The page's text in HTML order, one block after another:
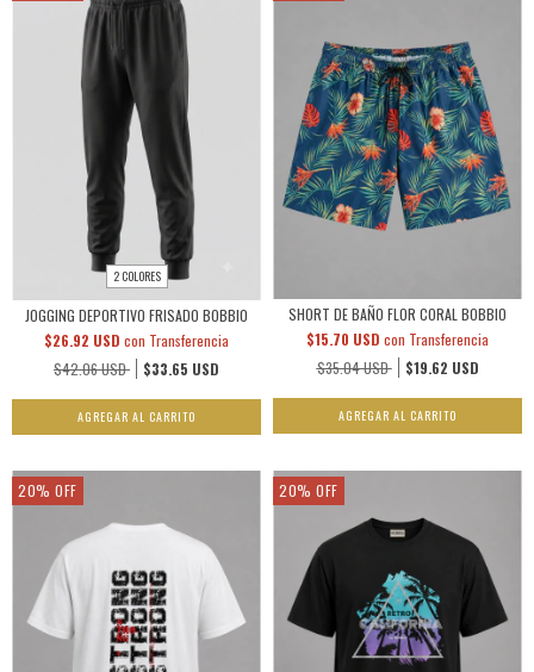
2 COLORES
JOGGING DEPORTIVO FRISADO BOBBIO
$42.06 USD $33.65 USD
$26.92 USD con Transferencia
AGREGAR AL CARRITO
SHORT DE BAÑO FLOR CORAL BOBBIO
$35.04 USD $19.62 USD
$15.70 USD con Transferencia
AGREGAR AL CARRITO
20% OFF 20% OFF